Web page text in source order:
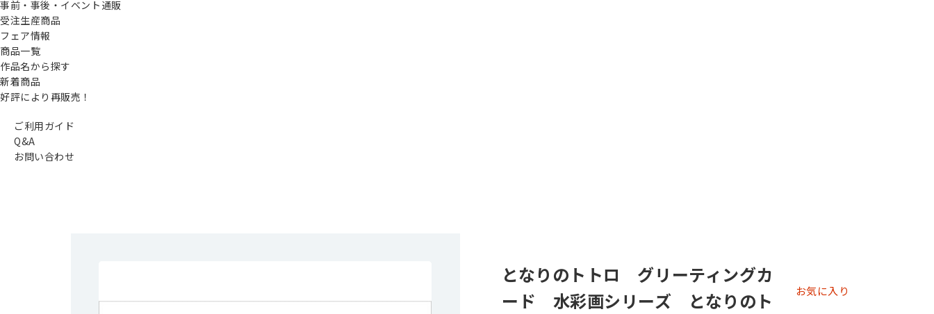
事前・事後・イベント通販
受注生産商品
フェア情報
商品一覧
作品名から探す
新着商品
好評により再販売！
ご利用ガイド
Q&A
お問い合わせ
となりのトトロ グリーティングカ
ード 水彩画シリーズ となりのト
お気に入り